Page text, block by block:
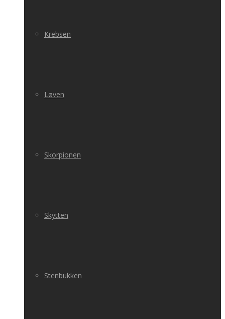
Krebsen
Løven
Skorpionen
Skytten
Stenbukken